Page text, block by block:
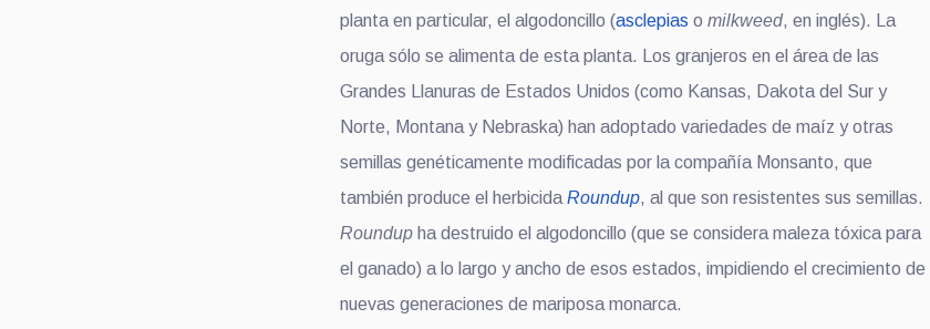
planta en particular, el algodoncillo (asclepias o milkweed, en inglés). La
oruga sólo se alimenta de esta planta. Los granjeros en el área de las
Grandes Llanuras de Estados Unidos (como Kansas, Dakota del Sur y
Norte, Montana y Nebraska) han adoptado variedades de maíz y otras
semillas genéticamente modificadas por la compañía Monsanto, que
también produce el herbicida Roundup, al que son resistentes sus semillas.
Roundup ha destruido el algodoncillo (que se considera maleza tóxica para
el ganado) a lo largo y ancho de esos estados, impidiendo el crecimiento de
nuevas generaciones de mariposa monarca.